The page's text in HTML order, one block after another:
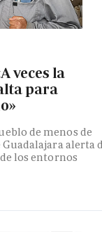
veces la
para
de menos de
alerta
los entornos